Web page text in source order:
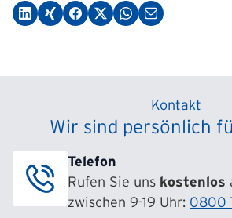
Kontakt
Wir sind persönlich
Telefon
Rufen Sie uns kostenlos
zwischen 9-19 Uhr: 0800